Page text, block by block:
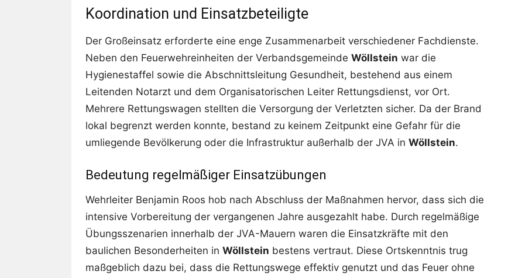
Koordination und Einsatzbeteiligte
Der Großeinsatz erforderte eine enge Zusammenarbeit verschiedener Fachdienste.
Neben den Feuerwehreinheiten der Verbandsgemeinde Wöllstein war die
Hygienestaffel sowie die Abschnittsleitung Gesundheit, bestehend aus einem
Leitenden Notarzt und dem Organisatorischen Leiter Rettungsdienst, vor Ort.
Mehrere Rettungswagen stellten die Versorgung der Verletzten sicher. Da der Brand
lokal begrenzt werden konnte, bestand zu keinem Zeitpunkt eine Gefahr für die
umliegende Bevölkerung oder die Infrastruktur außerhalb der JVA in Wöllstein.
Bedeutung regelmäßiger Einsatzübungen
Wehrleiter Benjamin Roos hob nach Abschluss der Maßnahmen hervor, dass sich die
intensive Vorbereitung der vergangenen Jahre ausgezahlt habe. Durch regelmäßige
Übungsszenarien innerhalb der JVA-Mauern waren die Einsatzkräfte mit den
baulichen Besonderheiten in Wöllstein bestens vertraut. Diese Ortskenntnis trug
maßgeblich dazu bei, dass die Rettungswege effektiv genutzt und das Feuer ohne